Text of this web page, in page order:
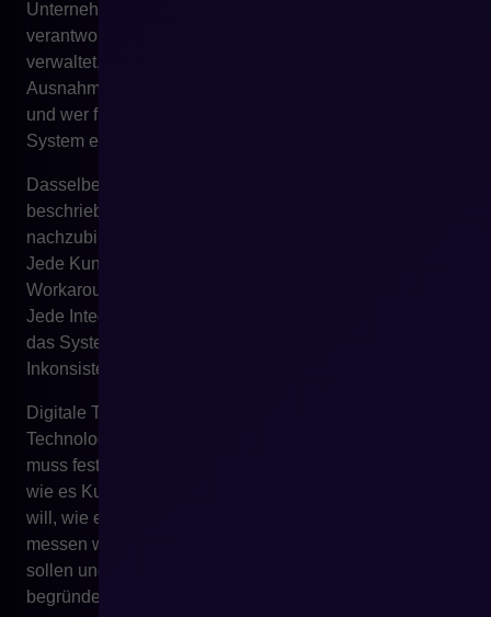
Unternehmen nicht weiß, wer für Produktdaten
verantwortlich ist, wer Preise genehmigt, wer Rabatte
verwaltet, wer Verfügbarkeit aktualisiert, wer über
Ausnahmen entscheidet, wer Integrationsfehler bedient
und wer für Datenqualität verantwortlich ist, baut kein
System eine reife digitale Organisation auf.
Dasselbe betrifft E-Commerce. Wenn Prozesse nicht
beschrieben sind, beginnt die Plattform, Chaos
nachzubilden. Jede Ausnahme wird zur Customization.
Jede Kundengruppe erfordert einen separaten
Workaround. Jeder Vertriebskanal hat eigene Logik.
Jede Integration funktioniert anders. Mit der Zeit beginnt
das System, das den Vertrieb ordnen sollte, alle
Inkonsistenzen der Organisation widerzuspiegeln.
Digitale Transformation erfordert daher nicht nur
Technologie, sondern Prozessentscheidungen. Man
muss festlegen, wie das Unternehmen verkaufen will,
wie es Kunden betreuen will, wie es Daten verwalten
will, wie es Rollen definieren will, wie es Effektivität
messen will, welche Prozesse automatisiert werden
sollen und welche Ausnahmen wirklich geschäftlich
begründet sind.